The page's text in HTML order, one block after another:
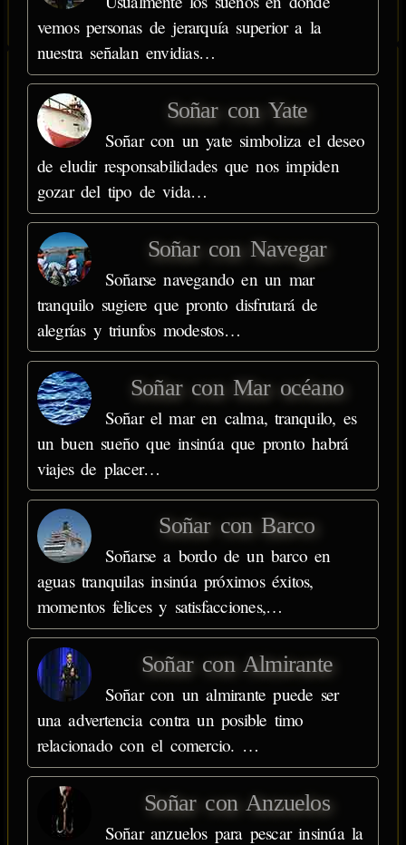
vemos personas de jerarquía superior a la
nuestra señalan envidias…
Soñar con Yate
Soñar con un yate simboliza el deseo
de eludir responsabilidades que nos impiden
gozar del tipo de vida…
Soñar con Navegar
Soñarse navegando en un mar
tranquilo sugiere que pronto disfrutará de
alegrías y triunfos modestos…
Soñar con Mar océano
Soñar el mar en calma, tranquilo, es
un buen sueño que insinúa que pronto habrá
viajes de placer…
Soñar con Barco
Soñarse a bordo de un barco en
aguas tranquilas insinúa próximos éxitos,
momentos felices y satisfacciones,…
Soñar con Almirante
Soñar con un almirante puede ser
una advertencia contra un posible timo
relacionado con el comercio. …
Soñar con Anzuelos
Soñar anzuelos para pescar insinúa la